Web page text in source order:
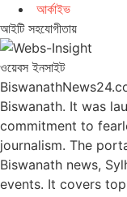
আর্কাইভ
আইটি সহযোগীতায়
ওয়েবস ইনসাইট
Biswanath. It was
commitment to
journalism. The
Biswanath news,
events. It covers